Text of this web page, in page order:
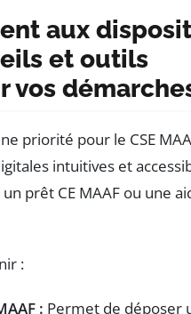
aux
et outils
vos
priorité pour le CSE
intuitives et
prêt CE MAAF ou une
:
: Permet de déposer